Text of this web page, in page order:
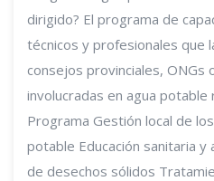
dirigido? El programa de
técnicos y profesionales que
consejos provinciales, ONGs
involucradas en agua potable
Programa Gestión local de
potable Educación sanitaria
de desechos sólidos